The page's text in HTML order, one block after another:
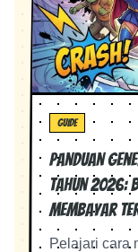
GUIDE
Panduan
Tahun 2026:
Membayar
Pelajari cara